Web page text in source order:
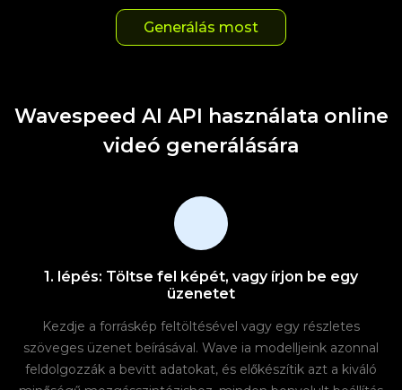
Generálás most
Wavespeed AI API használata online
videó generálására
1. lépés: Töltse fel képét, vagy írjon be egy
üzenetet
Kezdje a forráskép feltöltésével vagy egy részletes
szöveges üzenet beírásával. Wave ia modelljeink azonnal
feldolgozzák a bevitt adatokat, és előkészítik azt a kiváló